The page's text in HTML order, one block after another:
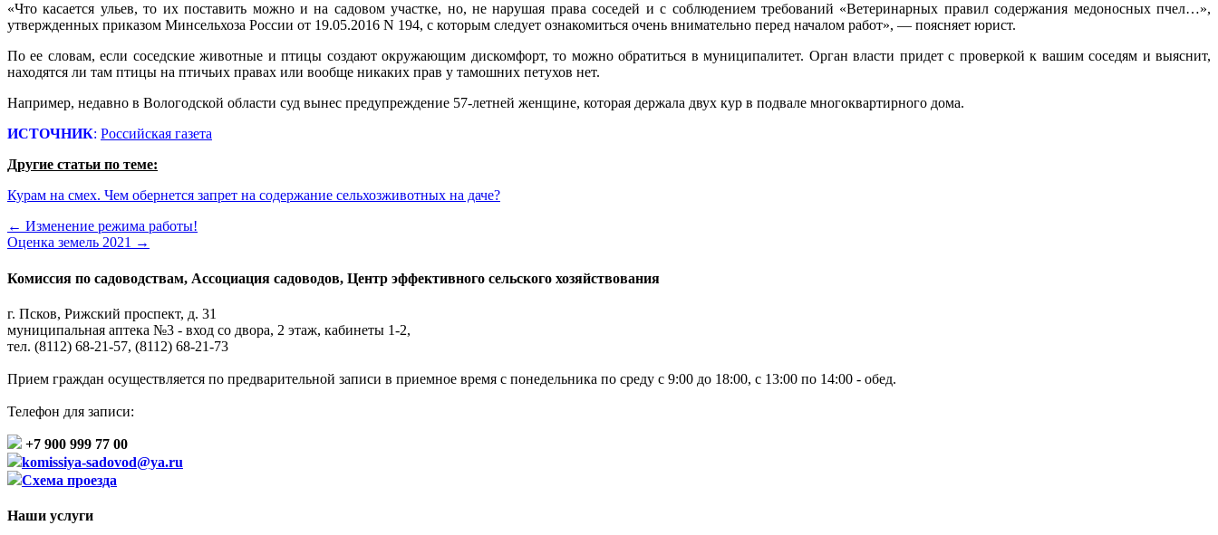
«Что касается ульев, то их поставить можно и на садовом участке, но, не нарушая права соседей и с соблюдением требований «Ветеринарных правил содержания медоносных пчел…»,
утвержденных приказом Минсельхоза России от 19.05.2016 N 194, с которым следует ознакомиться очень внимательно перед началом работ», — поясняет юрист.
По ее словам, если соседские животные и птицы создают окружающим дискомфорт, то можно обратиться в муниципалитет. Орган власти придет с проверкой к вашим соседям и выяснит,
находятся ли там птицы на птичьих правах или вообще никаких прав у тамошних петухов нет.
Например, недавно в Вологодской области суд вынес предупреждение 57-летней женщине, которая держала двух кур в подвале многоквартирного дома.
ИСТОЧНИК: Российская газета
Другие статьи по теме:
Курам на смех. Чем обернется запрет на содержание сельхозживотных на даче?
← Изменение режима работы!
Оценка земель 2021 →
Комиссия по садоводствам, Ассоциация садоводов, Центр эффективного сельского хозяйствования
г. Псков, Рижский проспект, д. 31
муниципальная аптека №3 - вход со двора, 2 этаж, кабинеты 1-2,
тел. (8112) 68-21-57, (8112) 68-21-73
Прием граждан осуществляется по предварительной записи в приемное время с понедельника по среду с 9:00 до 18:00, с 13:00 по 14:00 - обед.
Телефон для записи:
+7 900 999 77 00
komissiya-sadovod@ya.ru
Схема проезда
Наши услуги